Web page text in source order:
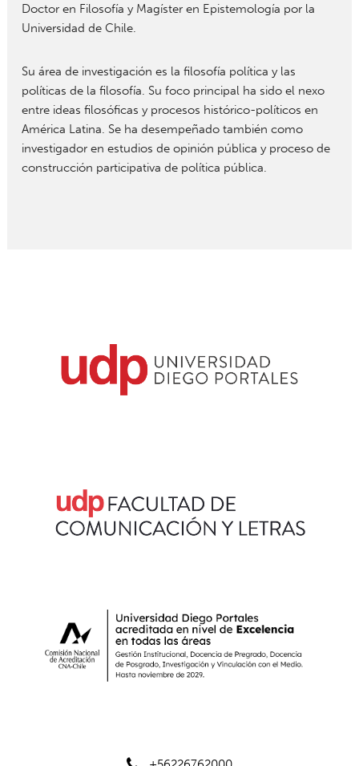
Doctor en Filosofía y Magíster en Epistemología por la
Universidad de Chile.
Su área de investigación es la filosofía política y las
políticas de la filosofía. Su foco principal ha sido el nexo
entre ideas filosóficas y procesos histórico-políticos en
América Latina. Se ha desempeñado también como
investigador en estudios de opinión pública y proceso de
construcción participativa de política pública.